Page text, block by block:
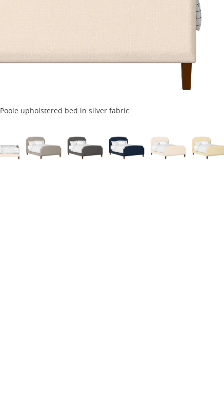
Poole upholstered bed in silver fabric